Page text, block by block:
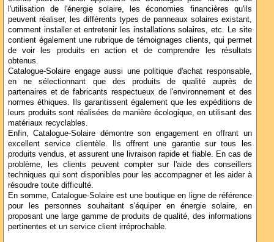
l'utilisation de l'énergie solaire, les économies financières qu'ils
peuvent réaliser, les différents types de panneaux solaires existant,
comment installer et entretenir les installations solaires, etc. Le site
contient également une rubrique de témoignages clients, qui permet
de voir les produits en action et de comprendre les résultats
obtenus.
Catalogue-Solaire engage aussi une politique d'achat responsable,
en ne sélectionnant que des produits de qualité auprès de
partenaires et de fabricants respectueux de l'environnement et des
normes éthiques. Ils garantissent également que les expéditions de
leurs produits sont réalisées de manière écologique, en utilisant des
matériaux recyclables.
Enfin, Catalogue-Solaire démontre son engagement en offrant un
excellent service clientèle. Ils offrent une garantie sur tous les
produits vendus, et assurent une livraison rapide et fiable. En cas de
problème, les clients peuvent compter sur l'aide des conseillers
techniques qui sont disponibles pour les accompagner et les aider à
résoudre toute difficulté.
En somme, Catalogue-Solaire est une boutique en ligne de référence
pour les personnes souhaitant s'équiper en énergie solaire, en
proposant une large gamme de produits de qualité, des informations
pertinentes et un service client irréprochable.